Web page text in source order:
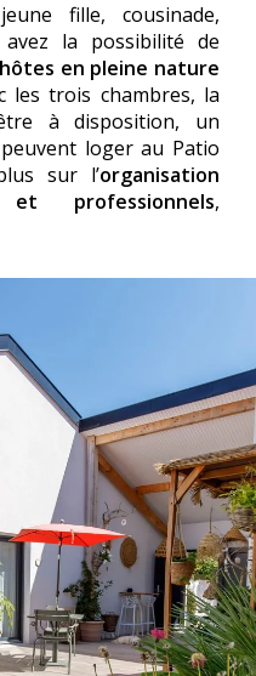
fille, cousinade,
la possibilité de
en pleine nature
les trois chambres, la
à disposition, un
loger au Patio
sur l’organisation
et professionnels,